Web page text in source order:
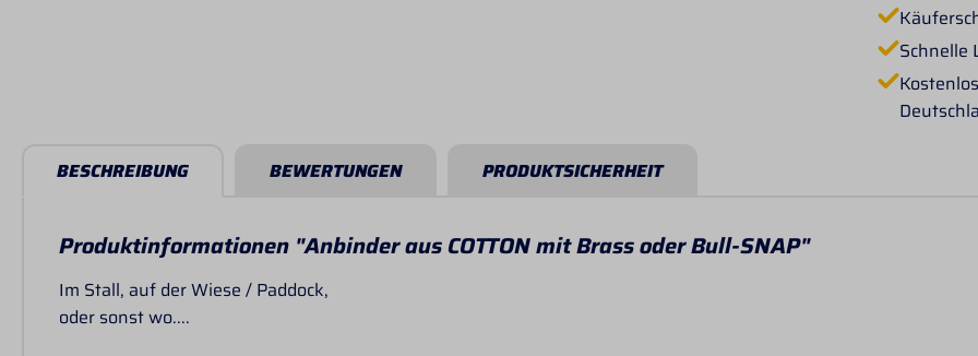
Schnelle
BESCHREIBUNG BEWERTUNGEN PRODUKTSICHERHEIT
Produktinformationen "Anbinder aus COTTON mit Brass oder Bull-SNAP"
Im Stall, auf der Wiese / Paddock,
oder sonst wo....